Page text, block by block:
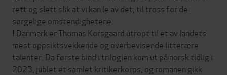
rett og slett slik at vi kan le av det, til tross for de
sørgelige omstendighetene.
I Danmark er Thomas Korsgaard utropt til et av landets
mest oppsiktsvekkende og overbevisende litterære
talenter. Da første bind i trilogien kom ut på norsk tidlig i
2023, jublet et samlet kritikerkorps, og romanen gikk